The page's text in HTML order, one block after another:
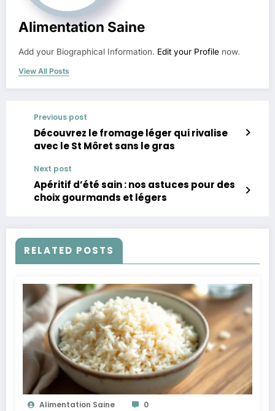
Alimentation Saine
Add your Biographical Information. Edit your Profile now.
View All Posts
Previous post
Découvrez le fromage léger qui rivalise
avec le St Môret sans le gras
Next post
Apéritif d’été sain : nos astuces pour des
choix gourmands et légers
RELATED POSTS
Alimentation Saine 0